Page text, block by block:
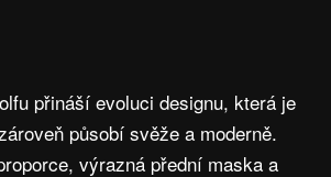
přináší evoluci designu, která je
působí svěže a moderně.
výrazná přední maska a